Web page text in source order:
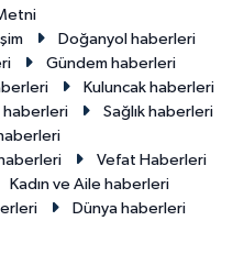
Doğanyol haberleri
Gündem haberleri
Kuluncak haberleri
haberleri
Sağlık haberleri
Vefat Haberleri
Kadın ve Aile haberleri
Dünya haberleri